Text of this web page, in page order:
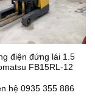
điện đứng lái 1.5
FB15RL-12
hệ 0935 355 886